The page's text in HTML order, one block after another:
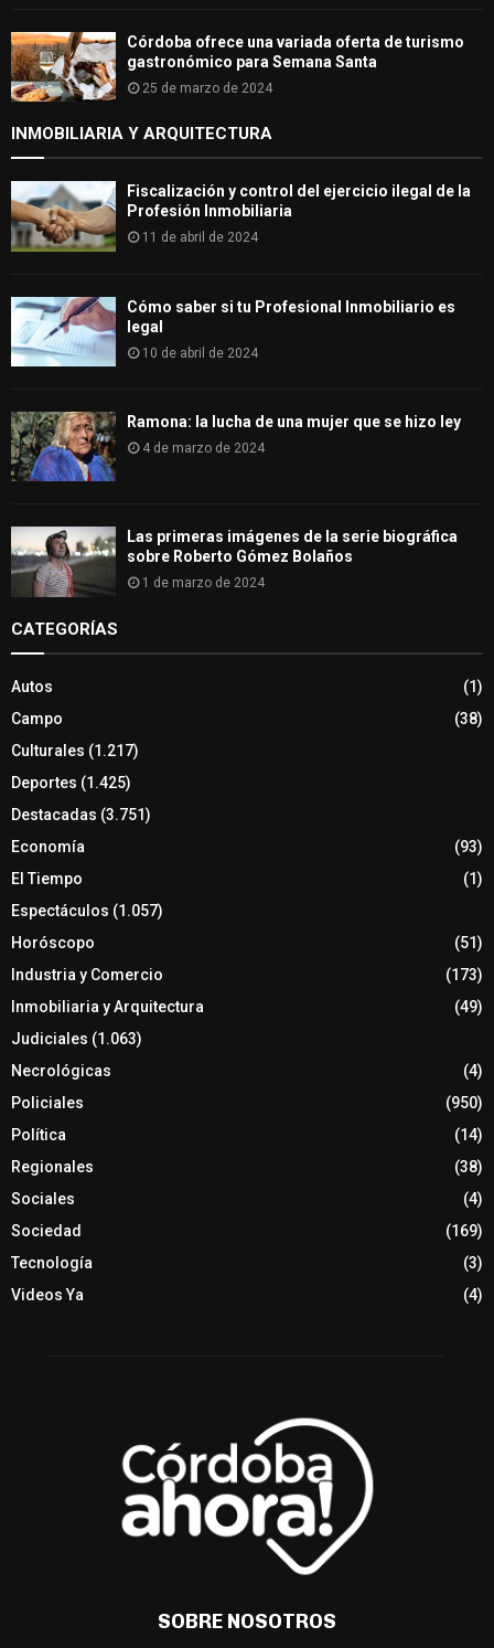
Córdoba ofrece una variada oferta de turismo
gastronómico para Semana Santa
25 de marzo de 2024
INMOBILIARIA Y ARQUITECTURA
Fiscalización y control del ejercicio ilegal de la
Profesión Inmobiliaria
11 de abril de 2024
Cómo saber si tu Profesional Inmobiliario es
legal
10 de abril de 2024
Ramona: la lucha de una mujer que se hizo ley
4 de marzo de 2024
Las primeras imágenes de la serie biográfica
sobre Roberto Gómez Bolaños
1 de marzo de 2024
CATEGORÍAS
Autos
(1)
Campo
(38)
Culturales (1.217)
Deportes (1.425)
Destacadas (3.751)
Economía
(93)
El Tiempo
(1)
Espectáculos (1.057)
Horóscopo
(51)
Industria y Comercio
(173)
Inmobiliaria y Arquitectura
(49)
Judiciales (1.063)
Necrológicas
(4)
Policiales
(950)
Política
(14)
Regionales
(38)
Sociales
(4)
Sociedad
(169)
Tecnología
(3)
Videos Ya
(4)
SOBRE NOSOTROS